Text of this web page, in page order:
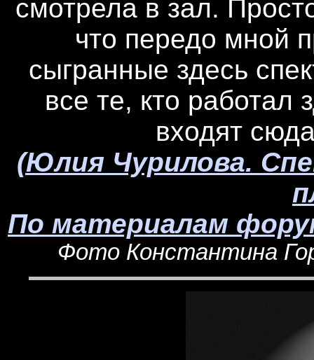
смотрела в зал.
что передо мной
сыгранные здесь
все те, кто работал
входят
(Юлия Чурилова.
По материалам
Фото Константина